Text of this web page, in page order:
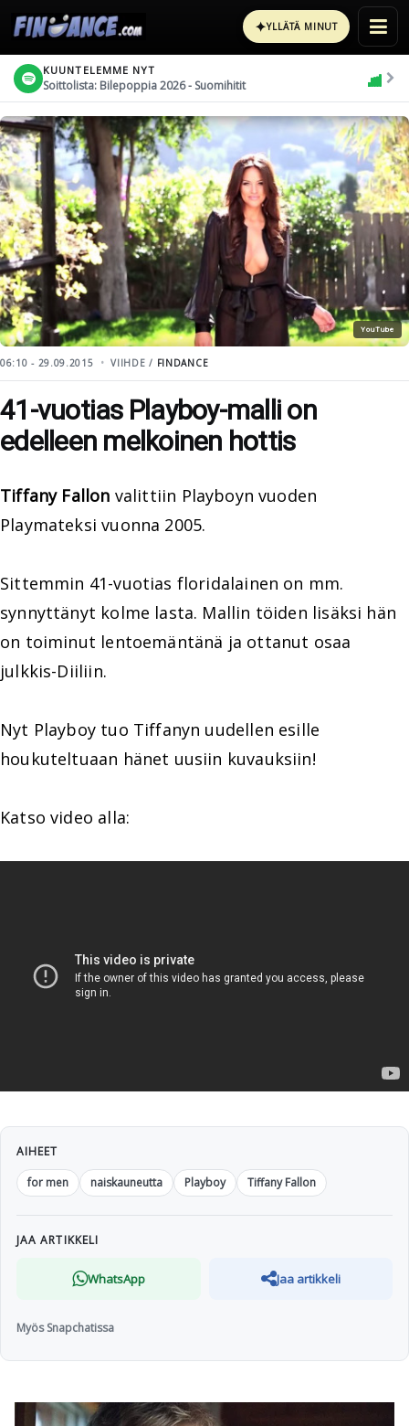
✦YLLÄTÄ MINUT
KUUNTELEMME NYT
Soittolista: Bilepoppia 2026 - Suomihitit
YouTube
06:10 - 29.09.2015 VIIHDE / FINDANCE
41-vuotias Playboy-malli on
edelleen melkoinen hottis
Tiffany Fallon valittiin Playboyn vuoden
Playmateksi vuonna 2005.
Sittemmin 41-vuotias floridalainen on mm.
synnyttänyt kolme lasta. Mallin töiden lisäksi hän
on toiminut lentoemäntänä ja ottanut osaa
julkkis-Diiliin.
Nyt Playboy tuo Tiffanyn uudellen esille
houkuteltuaan hänet uusiin kuvauksiin!
Katso video alla:
AIHEET
for men
naiskauneutta Playboy Tiffany Fallon
JAA ARTIKKELI
WhatsApp Jaa artikkeli
Myös Snapchatissa